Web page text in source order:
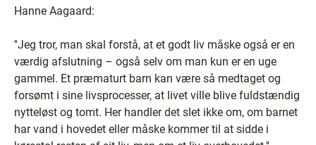
Hanne Aagaard:
''Jeg tror, man skal forstå, at et godt liv måske også er en
værdig afslutning – også selv om man kun er en uge
gammel. Et præmaturt barn kan være så medtaget og
forsømt i sine livsprocesser, at livet ville blive fuldstændig
nytteløst og tomt. Her handler det slet ikke om, om barnet
har vand i hovedet eller måske kommer til at sidde i